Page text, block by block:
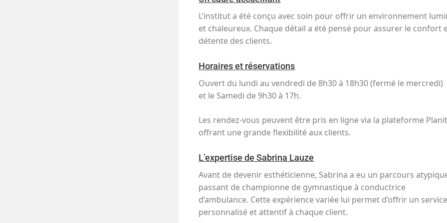
L’institut a été conçu avec soin pour offrir un environnement
et chaleureux. Chaque détail a été pensé pour assurer le confort
détente des clients.
Horaires et réservations
Ouvert du lundi au vendredi de 8h30 à 18h30 (fermé le mercredi)
et le Samedi de 9h30 à 17h.
Les rendez-vous peuvent être pris en ligne via la plateforme
offrant une grande flexibilité aux clients.
L’expertise de Sabrina Lauze
Avant de devenir esthéticienne, Sabrina a eu un parcours
passant de championne de gymnastique à conductrice
d’ambulance. Cette expérience variée lui permet d’offrir un service
personnalisé et attentif à chaque client.